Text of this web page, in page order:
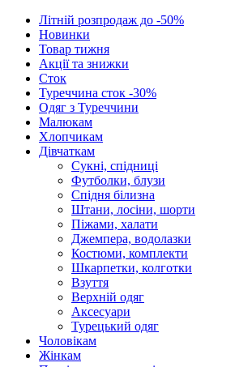
Літній розпродаж до -50%
Новинки
Товар тижня
Акції та знижки
Сток
Туреччина сток -30%
Одяг з Туреччини
Малюкам
Хлопчикам
Дівчаткам
Сукні, спідниці
Футболки, блузи
Спідня білизна
Штани, лосіни, шорти
Піжами, халати
Джемпера, водолазки
Костюми, комплекти
Шкарпетки, колготки
Взуття
Верхній одяг
Аксесуари
Турецький одяг
Чоловікам
Жінкам